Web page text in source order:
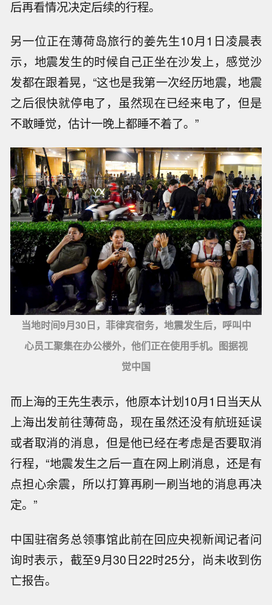
后再看情况决定后续的行程。
另一位正在薄荷岛旅行的姜先生10月1日凌晨表
示，地震发生的时候自己正坐在沙发上，感觉沙
发都在跟着晃，“这也是我第一次经历地震，地震
之后很快就停电了，虽然现在已经来电了，但是
不敢睡觉，估计一晚上都睡不着了。”
当地时间9月30日，菲律宾宿务，地震发生后，呼叫中
心员工聚集在办公楼外，他们正在使用手机。图据视
觉中国
而上海的王先生表示，他原本计划10月1日当天从
上海出发前往薄荷岛，现在虽然还没有航班延误
或者取消的消息，但是他已经在考虑是否要取消
行程，“地震发生之后一直在网上刷消息，还是有
点担心余震，所以打算再刷一刷当地的消息再决
定。”
中国驻宿务总领事馆此前在回应央视新闻记者问
询时表示，截至9月30日22时25分，尚未收到伤
亡报告。